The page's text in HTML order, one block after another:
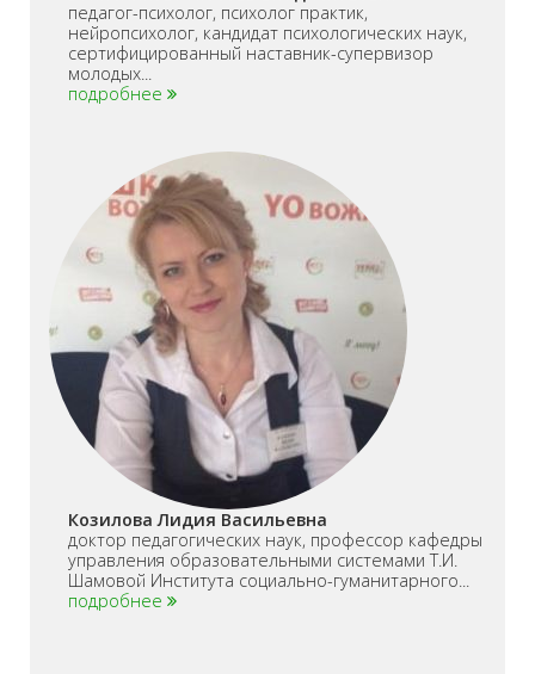
педагог-психолог, психолог практик,
нейропсихолог, кандидат психологических наук,
сертифицированный наставник-супервизор
молодых...
подробнее
Козилова Лидия Васильевна
доктор педагогических наук, профессор кафедры
управления образовательными системами Т.И.
Шамовой Института социально-гуманитарного...
подробнее